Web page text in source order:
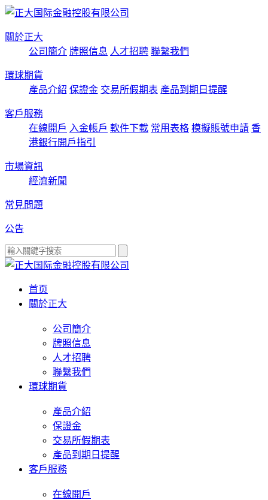
關於正大
公司簡介 牌照信息 人才招聘 聯繫我們
環球期貨
產品介紹 保證金 交易所假期表 產品到期日提醒
客戶服務
在線開戶 入金帳戶 軟件下載 常用表格 模擬賬號申請 香
港銀行開戶指引
市場資訊
經濟新聞
常見問題
公告
首页
關於正大
公司簡介
牌照信息
人才招聘
聯繫我們
環球期貨
產品介紹
保證金
交易所假期表
產品到期日提醒
客戶服務
在線開戶